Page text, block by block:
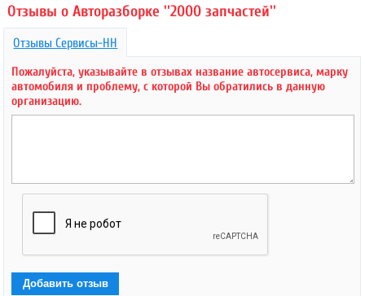
Отзывы о Авторазборке ''2000 запчастей''
Отзывы Сервисы-НН
Пожалуйста, указывайте в отзывах название автосервиса, марку
автомобиля и проблему, с которой Вы обратились в данную
организацию.
Добавить отзыв